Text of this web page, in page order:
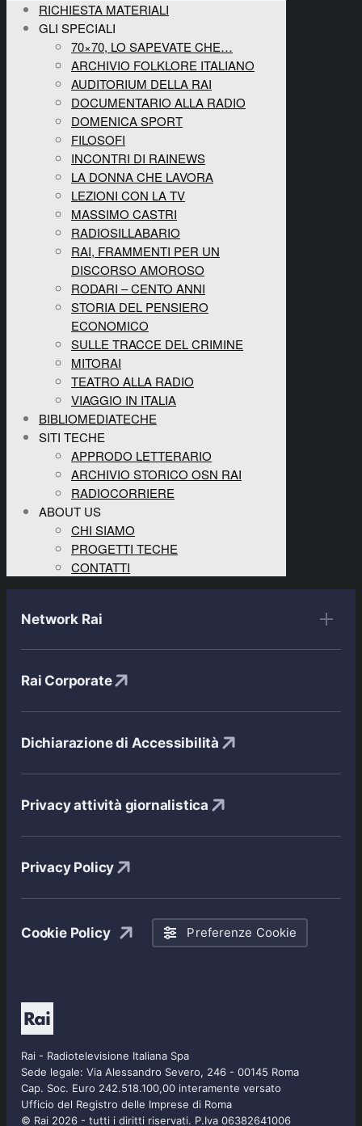
RICHIESTA MATERIALI
GLI SPECIALI
70×70, LO SAPEVATE CHE…
ARCHIVIO FOLKLORE ITALIANO
AUDITORIUM DELLA RAI
DOCUMENTARIO ALLA RADIO
DOMENICA SPORT
FILOSOFI
INCONTRI DI RAINEWS
LA DONNA CHE LAVORA
LEZIONI CON LA TV
MASSIMO CASTRI
RADIOSILLABARIO
RAI, FRAMMENTI PER UN
DISCORSO AMOROSO
RODARI – CENTO ANNI
STORIA DEL PENSIERO
ECONOMICO
SULLE TRACCE DEL CRIMINE
MITORAI
TEATRO ALLA RADIO
VIAGGIO IN ITALIA
BIBLIOMEDIATECHE
SITI TECHE
APPRODO LETTERARIO
ARCHIVIO STORICO OSN RAI
RADIOCORRIERE
ABOUT US
CHI SIAMO
PROGETTI TECHE
CONTATTI